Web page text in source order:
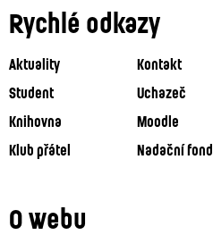
Rychlé odkazy
Aktuality Kontakt
Student
Uchazeč
Knihovna
Moodle
Klub přátel
Nadační fond
O webu